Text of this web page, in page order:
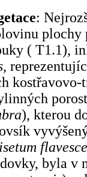
:
( T1.1),
,
), kterou
byla v